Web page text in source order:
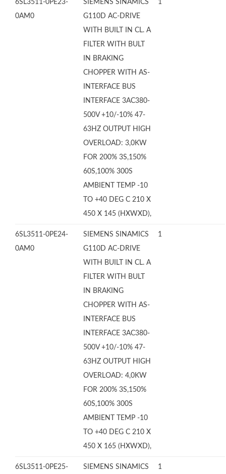
6SL3511-0PE23-
0AM0
SIEMENS SINAMICS
G110D AC-DRIVE
WITH BUILT IN CL. A
FILTER WITH BULT
IN BRAKING
CHOPPER WITH AS-
INTERFACE BUS
INTERFACE 3AC380-
500V +10/-10% 47-
63HZ OUTPUT HIGH
OVERLOAD: 3,0KW
FOR 200% 3S,150%
60S,100% 300S
AMBIENT TEMP -10
TO +40 DEG C 210 X
450 X 145 (HXWXD),
1
6SL3511-0PE24-
0AM0
SIEMENS SINAMICS
G110D AC-DRIVE
WITH BUILT IN CL. A
FILTER WITH BULT
IN BRAKING
CHOPPER WITH AS-
INTERFACE BUS
INTERFACE 3AC380-
500V +10/-10% 47-
63HZ OUTPUT HIGH
OVERLOAD: 4,0KW
FOR 200% 3S,150%
60S,100% 300S
AMBIENT TEMP -10
TO +40 DEG C 210 X
450 X 165 (HXWXD),
1
6SL3511-0PE25-
SIEMENS SINAMICS
1